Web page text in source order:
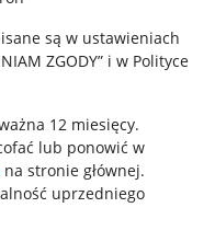
są w ustawieniach
ZGODY” i w Polityce
12 miesięcy.
lub ponowić w
na stronie głównej.
uprzedniego